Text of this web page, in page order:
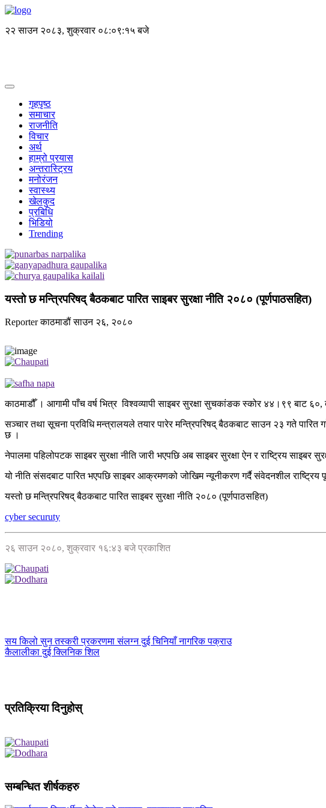
२२ साउन २०८३, शुक्रवार ०८:०९:१५ बजे
गृहपृष्ठ
समाचार
राजनीति
विचार
अर्थ
हाम्रो प्रयास
अन्तरास्ट्रिय
मनोरंजन
स्वास्थ्य
खेलकुद
प्रबिधि
भिडियो
Trending
यस्तो छ मन्त्रिपरिषद् बैठकबाट पारित साइबर सुरक्षा नीति २०८० (पूर्णपाठसहित)
Reporterकाठमाडौं साउन २६, २०८०
काठमाडौँ । आगामी पाँच वर्ष भित्र विश्वव्यापी साइबर सुरक्षा सुचकांङक स्कोर ४४।९९ बाट
सञ्चार तथा सूचना प्रविधि मन्त्रालयले तयार पारेर मन्त्रिपरिषद् बैठकबाट साउन २३ गते पारित
छ ।
नेपालमा पहिलोपटक साइबर सुरक्षा नीति जारी भएपछि अब साइबर सुरक्षा ऐन र राष्ट्रिय साइबर
यो नीति संसदबाट पारित भएपछि साइबर आक्रमणको जोखिम न्यूनीकरण गर्दै संवेदनशील राष्ट्रिय
यस्तो छ मन्त्रिपरिषद् बैठकबाट पारित साइबर सुरक्षा नीति २०८० (पूर्णपाठसहित)
cyber securuty
२६ साउन २०८०, शुक्रवार १६:४३ बजे प्रकाशित
सय किलो सुन तस्करी प्रकरणमा संलग्न दुई चिनियाँ नागरिक पक्राउ
कैलालीका दुई क्लिनिक शिल
प्रतिक्रिया दिनुहोस्
सम्बन्धित शीर्षकहरु